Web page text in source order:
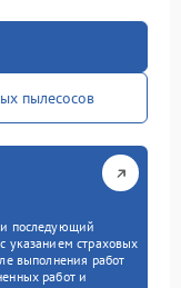
пылесосов
и последующий
указанием страховых
выполнения работ
работ и